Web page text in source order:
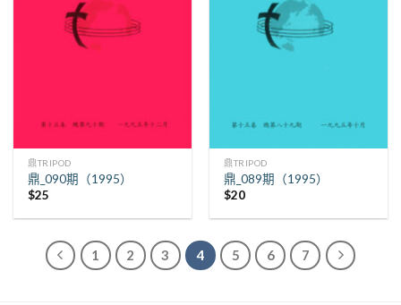
鼎TRIPOD
鼎_090期（1995）
$25
鼎TRIPOD
鼎_089期（1995）
$20
1 2 3 4 5 6 7